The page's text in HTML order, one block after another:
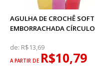
AGULHA DE CROCHÊ SOFT
EMBORRACHADA CÍRCULO
de: R$13,69
A PARTIR DE R$10,79